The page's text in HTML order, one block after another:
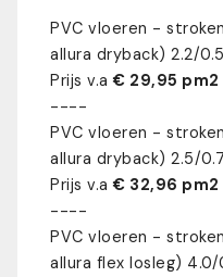
PVC vloeren -
allura dryback) 2.2/
Prijs v.a€ 29,95 pm2
----
PVC vloeren -
allura dryback) 2.5/
Prijs v.a€ 32,96 pm2
----
PVC vloeren -
allura flex losleg) 4.0/